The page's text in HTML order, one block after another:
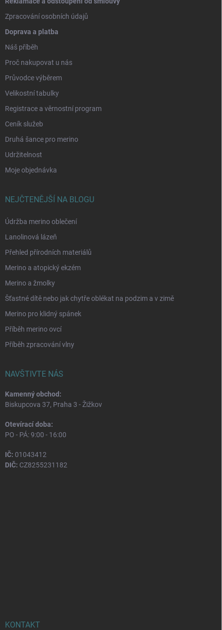
Zpracování osobních údajů
Doprava a platba
Náš příběh
Proč nakupovat u nás
Průvodce výběrem
Velikostní tabulky
Registrace a věrnostní program
Ceník služeb
Druhá šance pro merino
Udržitelnost
Moje objednávka
NEJČTENĚJŠÍ NA BLOGU
Údržba merino oblečení
Lanolinová lázeň
Přehled přírodních materiálů
Merino a atopický ekzém
Merino a žmolky
Šťastné dítě nebo jak chytře oblékat na podzim a v zimě
Merino pro klidný spánek
Příběh merino ovcí
Příběh zpracování vlny
NAVŠTIVTE NÁS
Kamenný obchod:
Biskupcova 37, Praha 3 - Žižkov
Otevírací doba:
PO - PÁ: 9:00 - 16:00
IČ: 01043412
DIČ: CZ8255231182
KONTAKT